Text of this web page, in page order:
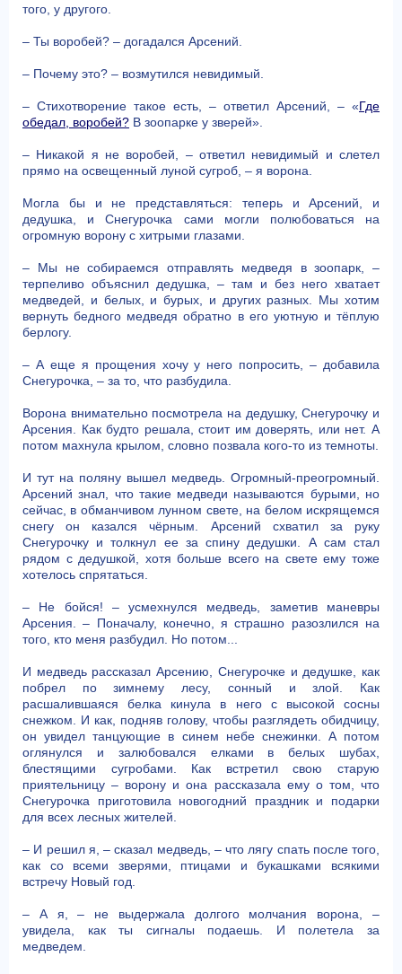
того, у другого.
– Ты воробей? – догадался Арсений.
– Почему это? – возмутился невидимый.
– Стихотворение такое есть, – ответил Арсений, – «Где
обедал, воробей? В зоопарке у зверей».
– Никакой я не воробей, – ответил невидимый и слетел
прямо на освещенный луной сугроб, – я ворона.
Могла бы и не представляться: теперь и Арсений, и
дедушка, и Снегурочка сами могли полюбоваться на
огромную ворону с хитрыми глазами.
– Мы не собираемся отправлять медведя в зоопарк, –
терпеливо объяснил дедушка, – там и без него хватает
медведей, и белых, и бурых, и других разных. Мы хотим
вернуть бедного медведя обратно в его уютную и тёплую
берлогу.
– А еще я прощения хочу у него попросить, – добавила
Снегурочка, – за то, что разбудила.
Ворона внимательно посмотрела на дедушку, Снегурочку и
Арсения. Как будто решала, стоит им доверять, или нет. А
потом махнула крылом, словно позвала кого-то из темноты.
И тут на поляну вышел медведь. Огромный-преогромный.
Арсений знал, что такие медведи называются бурыми, но
сейчас, в обманчивом лунном свете, на белом искрящемся
снегу он казался чёрным. Арсений схватил за руку
Снегурочку и толкнул ее за спину дедушки. А сам стал
рядом с дедушкой, хотя больше всего на свете ему тоже
хотелось спрятаться.
– Не бойся! – усмехнулся медведь, заметив маневры
Арсения. – Поначалу, конечно, я страшно разозлился на
того, кто меня разбудил. Но потом...
И медведь рассказал Арсению, Снегурочке и дедушке, как
побрел по зимнему лесу, сонный и злой. Как
расшалившаяся белка кинула в него с высокой сосны
снежком. И как, подняв голову, чтобы разглядеть обидчицу,
он увидел танцующие в синем небе снежинки. А потом
оглянулся и залюбовался елками в белых шубах,
блестящими сугробами. Как встретил свою старую
приятельницу – ворону и она рассказала ему о том, что
Снегурочка приготовила новогодний праздник и подарки
для всех лесных жителей.
– И решил я, – сказал медведь, – что лягу спать после того,
как со всеми зверями, птицами и букашками всякими
встречу Новый год.
– А я, – не выдержала долгого молчания ворона, –
увидела, как ты сигналы подаешь. И полетела за
медведем.